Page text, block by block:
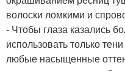
волоски ломкими и
- Чтобы глаза казались
использовать только
любые насыщенные